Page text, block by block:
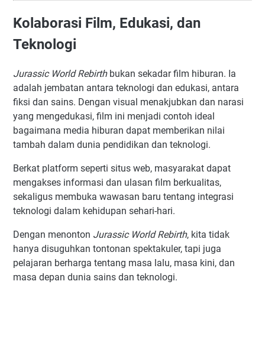
Kolaborasi Film, Edukasi, dan
Teknologi
Jurassic World Rebirthbukan sekadar film hiburan. Ia
adalah jembatan antara teknologi dan edukasi, antara
fiksi dan sains. Dengan visual menakjubkan dan narasi
yang mengedukasi, film ini menjadi contoh ideal
bagaimana media hiburan dapat memberikan nilai
tambah dalam dunia pendidikan dan teknologi.
Berkat platform seperti situs web, masyarakat dapat
mengakses informasi dan ulasan film berkualitas,
sekaligus membuka wawasan baru tentang integrasi
teknologi dalam kehidupan sehari-hari.
Dengan menonton Jurassic World Rebirth, kita tidak
hanya disuguhkan tontonan spektakuler, tapi juga
pelajaran berharga tentang masa lalu, masa kini, dan
masa depan dunia sains dan teknologi.